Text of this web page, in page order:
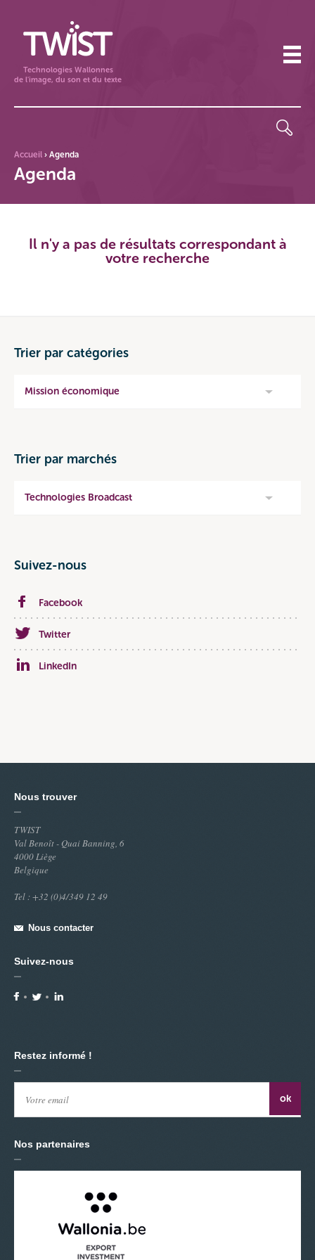
Technologies Wallonnes
de l'image, du son et du texte
Accueil › Agenda
Agenda
Il n'y a pas de résultats correspondant à
votre recherche
Trier par catégories
Mission économique
Trier par marchés
Technologies Broadcast
Suivez-nous
Facebook
Twitter
LinkedIn
Nous trouver
TWIST
Val Benoît - Quai Banning, 6
4000 Liège
Belgique
Tel : +32 (0)4/349 12 49
Nous contacter
Suivez-nous
Restez informé !
Nos partenaires